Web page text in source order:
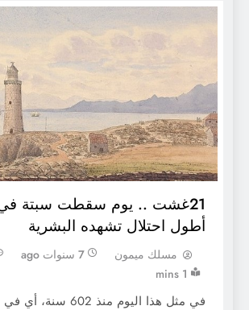
21غشت .. يوم سقطت سبتة في
أطول احتلال تشهده البشرية
مسلك ميمون 7 سنوات ago
1 mins